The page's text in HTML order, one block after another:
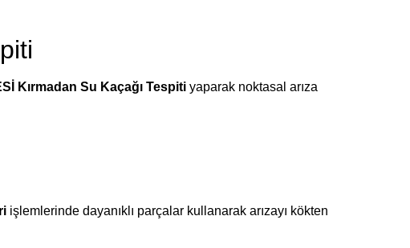
Kırmadan Su Kaçağı Tespiti yaparak noktasal arıza
işlemlerinde dayanıklı parçalar kullanarak arızayı kökten